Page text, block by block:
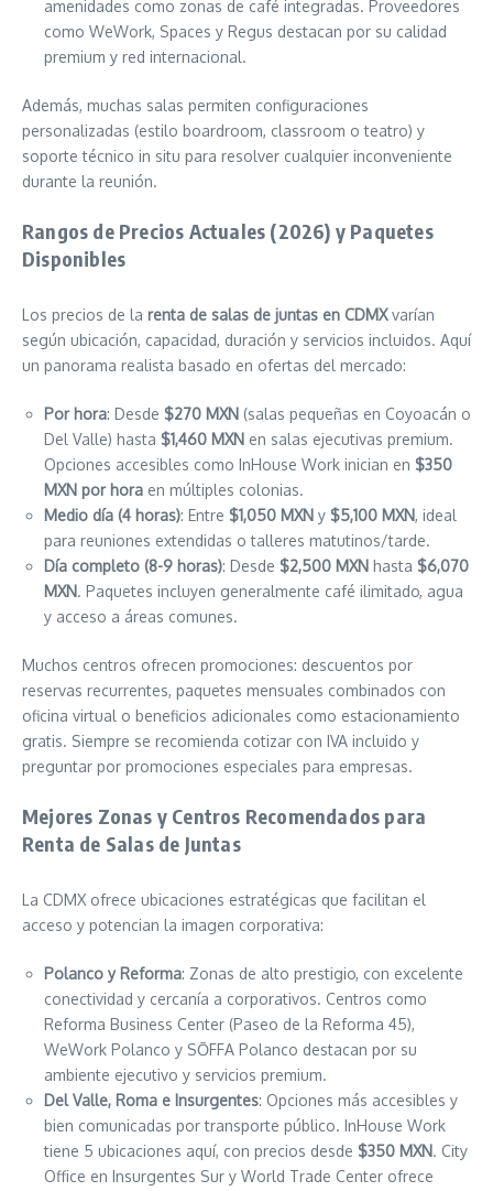
amenidades como zonas de café integradas. Proveedores
como WeWork, Spaces y Regus destacan por su calidad
premium y red internacional.
Además, muchas salas permiten configuraciones
personalizadas (estilo boardroom, classroom o teatro) y
soporte técnico in situ para resolver cualquier inconveniente
durante la reunión.
Rangos de Precios Actuales (2026) y Paquetes
Disponibles
Los precios de la renta de salas de juntas en CDMXvarían
según ubicación, capacidad, duración y servicios incluidos. Aquí
un panorama realista basado en ofertas del mercado:
Por hora: Desde $270 MXN (salas pequeñas en Coyoacán o
Del Valle) hasta $1,460 MXN en salas ejecutivas premium.
Opciones accesibles como InHouse Work inician en $350
MXN por hora en múltiples colonias.
Medio día (4 horas): Entre $1,050 MXN y $5,100 MXN, ideal
para reuniones extendidas o talleres matutinos/tarde.
Día completo (8-9 horas): Desde $2,500 MXN hasta $6,070
MXN. Paquetes incluyen generalmente café ilimitado, agua
y acceso a áreas comunes.
Muchos centros ofrecen promociones: descuentos por
reservas recurrentes, paquetes mensuales combinados con
oficina virtual o beneficios adicionales como estacionamiento
gratis. Siempre se recomienda cotizar con IVA incluido y
preguntar por promociones especiales para empresas.
Mejores Zonas y Centros Recomendados para
Renta de Salas de Juntas
La CDMX ofrece ubicaciones estratégicas que facilitan el
acceso y potencian la imagen corporativa:
Polanco y Reforma: Zonas de alto prestigio, con excelente
conectividad y cercanía a corporativos. Centros como
Reforma Business Center (Paseo de la Reforma 45),
WeWork Polanco y SŌFFA Polanco destacan por su
ambiente ejecutivo y servicios premium.
Del Valle, Roma e Insurgentes: Opciones más accesibles y
bien comunicadas por transporte público. InHouse Work
tiene 5 ubicaciones aquí, con precios desde $350 MXN. City
Office en Insurgentes Sur y World Trade Center ofrece